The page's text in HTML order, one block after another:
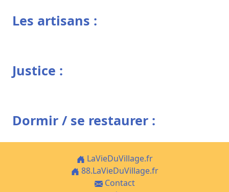
Les artisans :
Justice :
Dormir / se restaurer :
LaVieDuVillage.fr
88.LaVieDuVillage.fr
Contact